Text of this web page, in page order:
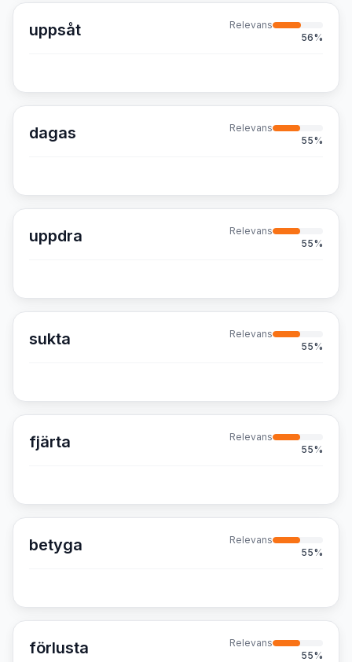
uppsåt
Relevans
56%
dagas
Relevans
55%
uppdra
Relevans
55%
sukta
Relevans
55%
fjärta
Relevans
55%
betyga
Relevans
55%
förlusta
Relevans
55%